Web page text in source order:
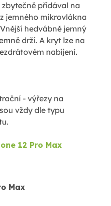
přidával na
jemného mikrovlákna
hedvábně jemný
drží. A kryt lze na
nabíjení.
- výřezy na
vždy dle typu
12 Pro Max
Max